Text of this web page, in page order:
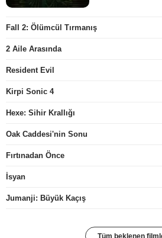
Fall 2: Ölümcül Tırmanış
2 Aile Arasında
Resident Evil
Kirpi Sonic 4
Hexe: Sihir Krallığı
Oak Caddesi'nin Sonu
Fırtınadan Önce
İsyan
Jumanji: Büyük Kaçış
Tüm beklenen